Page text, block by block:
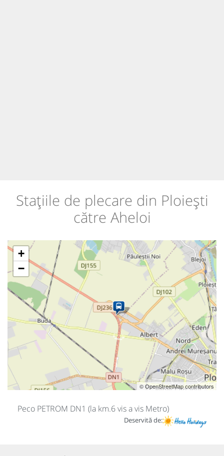
Stațiile de plecare din Ploiești
către Aheloi
+
−
© OpenStreetMap contributors
Peco PETROM DN1 (la km.6 vis a vis Metro)
Deservită de: